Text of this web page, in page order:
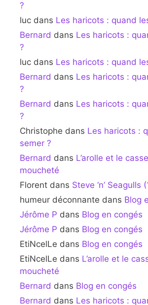
?
luc dans Les haricots : quand
Bernard dans Les haricots :
?
luc dans Les haricots : quand
Bernard dans Les haricots :
?
Bernard dans Les haricots :
?
Christophe dans Les haricots :
semer ?
Bernard dans L’arolle et le
moucheté
Florent dans Steve ‘n’ Seagulls
humeur déconnante dans Blog
Jérôme P dans Blog en congés
Jérôme P dans Blog en congés
EtiNcelLe dans Blog en congés
EtiNcelLe dans L’arolle et le
moucheté
Bernard dans Blog en congés
Bernard dans Les haricots :